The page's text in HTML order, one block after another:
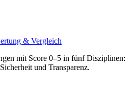
& Vergleich
mit Score 0–5 in fünf Disziplinen:
und Transparenz.